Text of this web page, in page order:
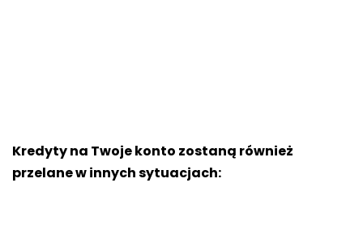
Kredyty na Twoje konto zostaną również
przelane w innych sytuacjach: